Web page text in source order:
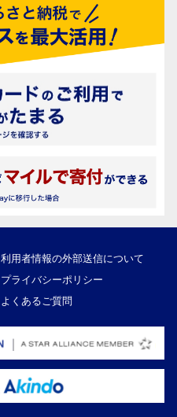
利用者情報の外部送信について
プライバシーポリシー
よくあるご質問